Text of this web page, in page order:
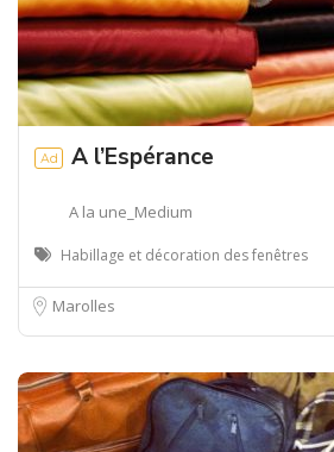
Ad A l’Espérance
A la une_Medium
Habillage et décoration des fenêtres
Marolles